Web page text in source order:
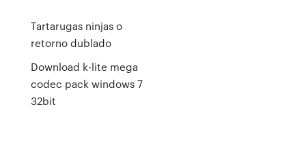
Tartarugas ninjas o
retorno dublado
Download k-lite mega
codec pack windows 7
32bit